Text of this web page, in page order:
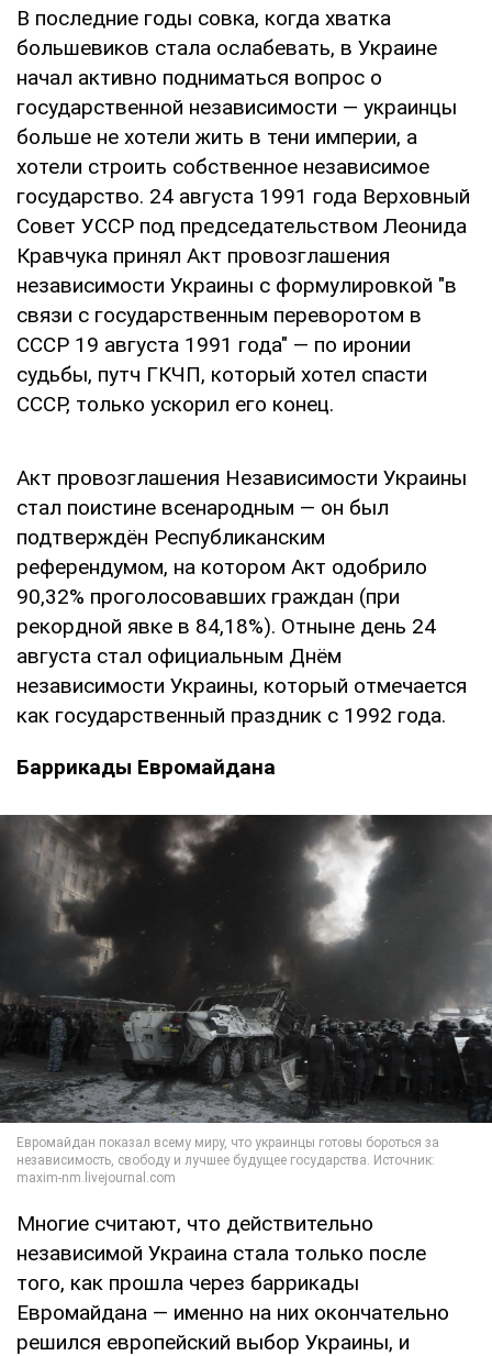
В последние годы совка, когда хватка
большевиков стала ослабевать, в Украине
начал активно подниматься вопрос о
государственной независимости — украинцы
больше не хотели жить в тени империи, а
хотели строить собственное независимое
государство. 24 августа 1991 года Верховный
Совет УССР под председательством Леонида
Кравчука принял Акт провозглашения
независимости Украины с формулировкой "в
связи с государственным переворотом в
СССР 19 августа 1991 года" — по иронии
судьбы, путч ГКЧП, который хотел спасти
СССР, только ускорил его конец.
Акт провозглашения Независимости Украины
стал поистине всенародным — он был
подтверждён Республиканским
референдумом, на котором Акт одобрило
90,32% проголосовавших граждан (при
рекордной явке в 84,18%). Отныне день 24
августа стал официальным Днём
независимости Украины, который отмечается
как государственный праздник с 1992 года.
Баррикады Евромайдана
Многие считают, что действительно
независимой Украина стала только после
того, как прошла через баррикады
Евромайдана — именно на них окончательно
решился европейский выбор Украины, и